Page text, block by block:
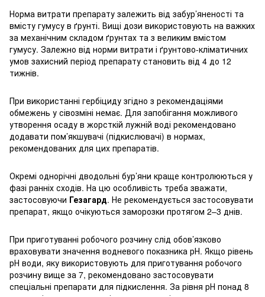
Норма витрати препарату залежить від забур’яненості та
вмісту гумусу в ґрунті. Вищі дози використовують на важких
за механічним складом ґрунтах та з великим вмістом
гумусу. Залежно від норми витрати і ґрунтово-кліматичних
умов захисний період препарату становить від 4 до 12
тижнів.
При використанні гербіциду згідно з рекомендаціями
обмежень у сівозміні немає. Для запобігання можливого
утворення осаду в жорсткій лужній воді рекомендовано
додавати пом’якшувачі (підкислювачі) в нормах,
рекомендованих для цих препаратів.
Окремі однорічні дводольні бур’яни краще контролюються у
фазі ранніх сходів. На цю особливість треба зважати,
застосовуючи Гезагард. Не рекомендується застосовувати
препарат, якщо очікуються заморозки протягом 2–3 днів.
При приготуванні робочого розчину слід обов’язково
враховувати значення водневого показника рН. Якщо рівень
рН води, яку використовують для приготування робочого
розчину вище за 7, рекомендовано застосовувати
спеціальні препарати для підкислення. За рівня рН понад 8